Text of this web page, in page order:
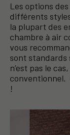
Les options
différents
la plupart des
chambre à air
vous
sont standards
n’est pas le
conventionnel.
!